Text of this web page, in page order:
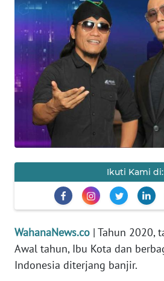
Ikuti Kami di:
WahanaNews.co | Tahun 2020,
Awal tahun, Ibu Kota dan
Indonesia diterjang banjir.
SAINS-TEKNO
KESEHATAN
INTERNASIONAL
SERBA-SERBI
OLAHRAGA
EDITORIAL